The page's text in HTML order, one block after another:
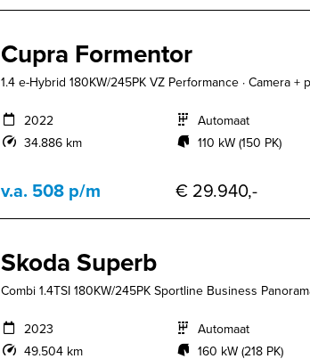
Cupra Formentor
1.4 e-Hybrid 180KW/245PK VZ Performance · Camera +
2022
34.886 km
Automaat
110 kW (150 PK)
v.a. 508 p/m € 29.940,-
Skoda Superb
Combi 1.4TSI 180KW/245PK Sportline Business
2023
49.504 km
Automaat
160 kW (218 PK)